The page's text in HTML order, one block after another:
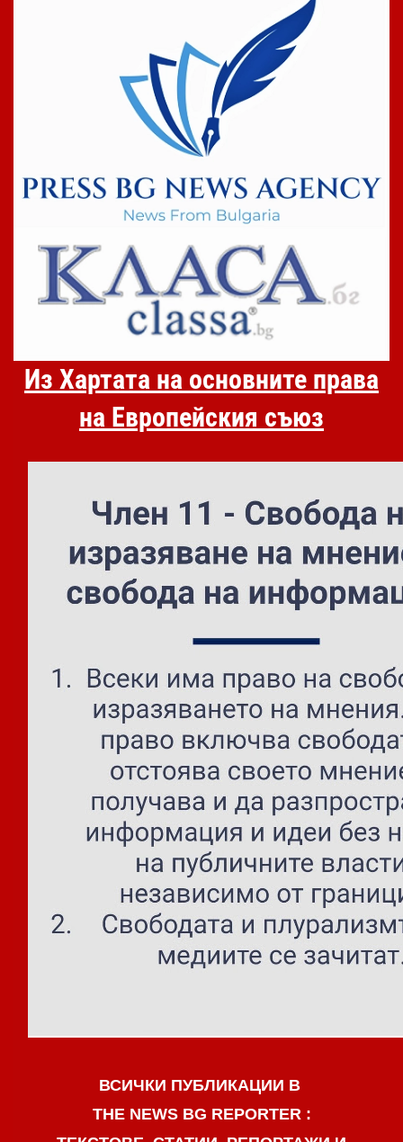
Из Хартата на основните права
на Европейския съюз
ВСИЧКИ ПУБЛИКАЦИИ В
THE NEWS BG REPORTER :